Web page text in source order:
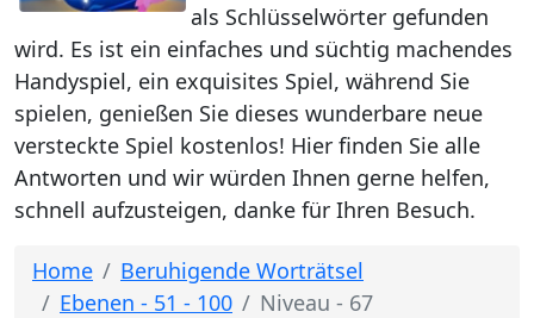
als Schlüsselwörter gefunden
wird. Es ist ein einfaches und süchtig machendes
Handyspiel, ein exquisites Spiel, während Sie
spielen, genießen Sie dieses wunderbare neue
versteckte Spiel kostenlos! Hier finden Sie alle
Antworten und wir würden Ihnen gerne helfen,
schnell aufzusteigen, danke für Ihren Besuch.
Home
Beruhigende Worträtsel
Ebenen - 51 - 100
Niveau - 67